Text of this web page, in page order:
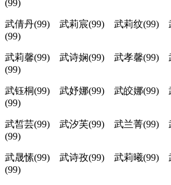
(99)
武倩丹(99) 武莉宸(99) 武莉纹(99)
(99)
武莉馨(99) 武诗娴(99) 武孝馨(99)
(99)
武钰桐(99) 武妤娜(99) 武皎娜(99)
(99)
武皙芸(99) 武汐芙(99) 武兰菁(99)
(99)
武晟愫(99) 武诗孜(99) 武莉曦(99)
(99)